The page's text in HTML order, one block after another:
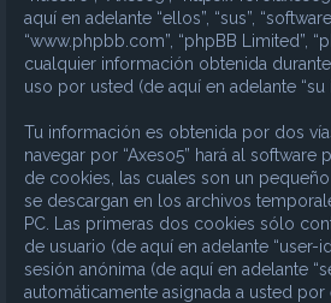
aquí en adelante “ellos”, “sus”,
“www.phpbb.com”, “phpBB Limited”,
cualquier información obtenida
uso por usted (de aquí en adelante “su
Tu información es obtenida por dos
navegar por “Axeso5” hará al software
de cookies, las cuales son un
se descargan en los archivos
PC. Las primeras dos cookies sólo
de usuario (de aquí en adelante “user-
sesión anónima (de aquí en adelante
automáticamente asignada a usted por